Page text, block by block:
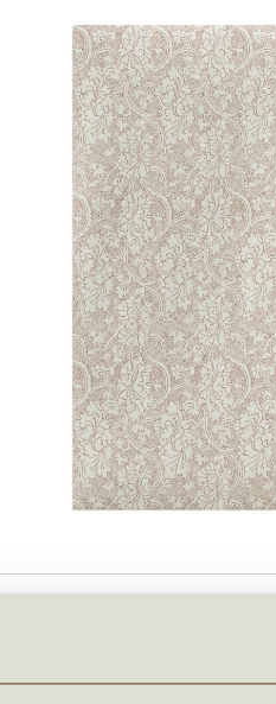
og unikke gavepapir fra Maileg.